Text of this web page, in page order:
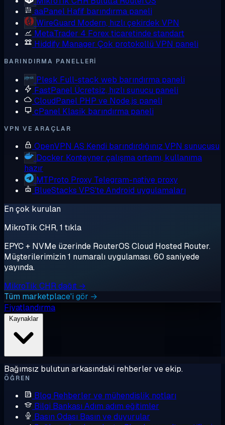
aaPanel Hafif barındırma paneli
WireGuard Modern, hızlı çekirdek VPN
MetaTrader 4 Forex ticaretinde standart
Hiddify Manager Çok protokollü VPN paneli
BARINDIRMA PANELLERI
Plesk Full-stack web barındırma paneli
FastPanel Ücretsiz, hızlı sunucu paneli
CloudPanel PHP ve Node.js paneli
cPanel Klasik barındırma paneli
VPN VE ARAÇLAR
OpenVPN AS Kendi barındırdığınız VPN sunucusu
Docker Konteyner çalışma ortamı, kullanıma
hazır
MTProto Proxy Telegram-native proxy
BlueStacks VPS'te Android uygulamaları
En çok kurulan
MikroTik CHR, 1 tıkla
EPYC + NVMe üzerinde RouterOS Cloud Hosted Router.
Müşterilerimizin 1 numaralı uygulaması. 60 saniyede
yayında.
MikroTik CHR dağıt →
Tüm marketplace'i gör →
Fiyatlandırma
Kaynaklar
Bağımsız bulutun arkasındaki rehberler ve ekip.
ÖĞREN
Blog Rehberler ve mühendislik notları
Bilgi Bankası Adım adım eğitimler
Basın Odası Basın ve duyurular